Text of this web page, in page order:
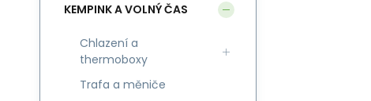
KEMPINK A VOLNÝ ČAS
Chlazení a
thermoboxy
Trafa a měniče